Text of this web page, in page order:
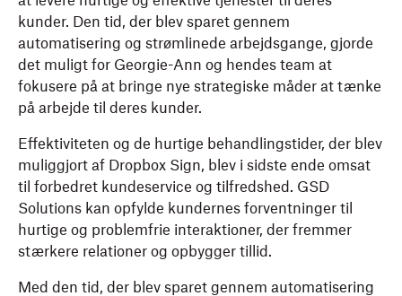
kunder. Den tid, der blev sparet gennem
automatisering og strømlinede arbejdsgange, gjorde
det muligt for Georgie-Ann og hendes team at
fokusere på at bringe nye strategiske måder at tænke
på arbejde til deres kunder.
Effektiviteten og de hurtige behandlingstider, der blev
muliggjort af Dropbox Sign, blev i sidste ende omsat
til forbedret kundeservice og tilfredshed. GSD
Solutions kan opfylde kundernes forventninger til
hurtige og problemfrie interaktioner, der fremmer
stærkere relationer og opbygger tillid.
Med den tid, der blev sparet gennem automatisering